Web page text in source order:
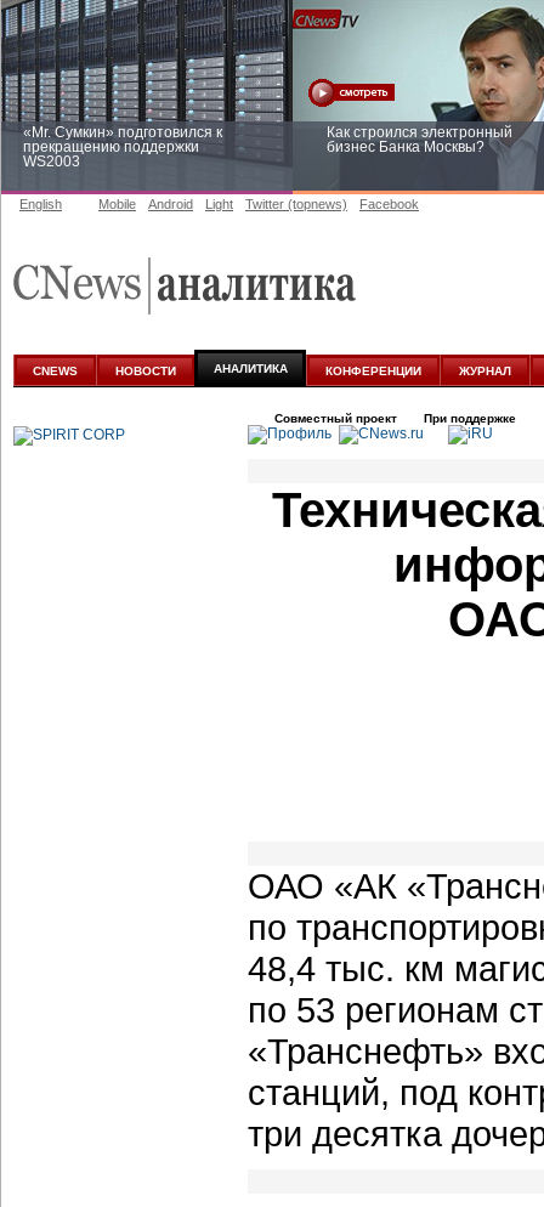
«Mr. Сумкин» подготовился к
прекращению поддержки
WS2003
Как строился электронный
бизнес Банка Москвы?
аналитике
English Mobile Android Light Twitter (topnews) Facebook
CNEWS НОВОСТИ АНАЛИТИКА КОНФЕРЕНЦИИ ЖУРНАЛ
Совместный проект При поддержке
ОАО «АК
по
48,4 тыс. км
по 53 регионам
«Транснефть»
станций, под
три десятка